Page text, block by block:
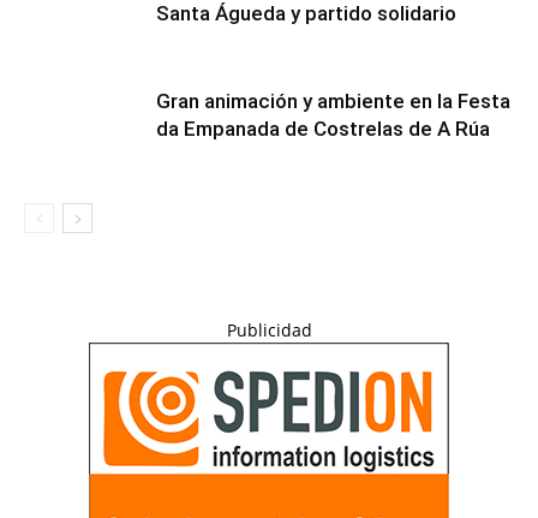
Santa Águeda y partido solidario
Gran animación y ambiente en la Festa
da Empanada de Costrelas de A Rúa
Publicidad